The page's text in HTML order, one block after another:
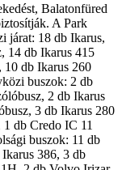
Balatonfüred
A Park
járat: 18 db Ikarus,
14 db Ikarus 415
10 db Ikarus 260
buszok: 2 db
2 db Ikarus
3 db Ikarus 280
db Credo IC 11
buszok: 11 db
386, 3 db